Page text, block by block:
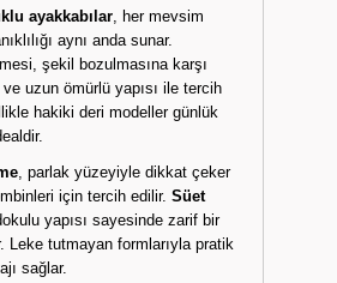
ayakkabılar, her mevsim
aynı anda sunar.
şekil bozulmasına karşı
uzun ömürlü yapısı ile tercih
hakiki deri modeller günlük
, parlak yüzeyiyle dikkat çeker
için tercih edilir. Süet
yapısı sayesinde zarif bir
Leke tutmayan formlarıyla pratik
sağlar.